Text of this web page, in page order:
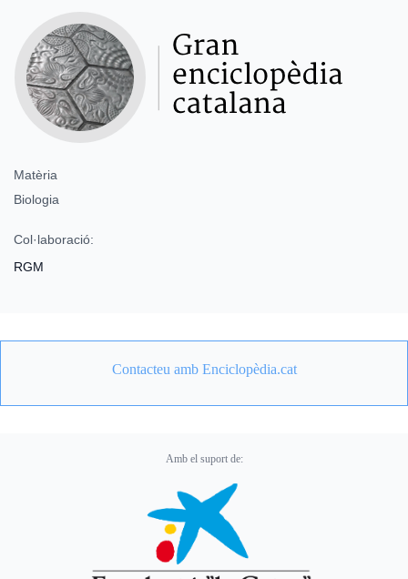
Matèria
Biologia
Col·laboració:
RGM
Contacteu amb Enciclopèdia.cat
Amb el suport de: